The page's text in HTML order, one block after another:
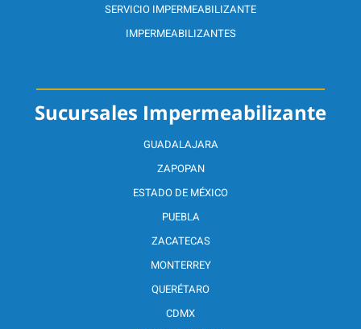
Sucursales Impermeabilizante
GUADALAJARA
ZAPOPAN
ESTADO DE MÉXICO
PUEBLA
ZACATECAS
MONTERREY
QUERÉTARO
CDMX
SERVICIO IMPERMEABILIZANTE
IMPERMEABILIZANTES